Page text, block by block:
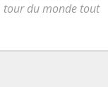
tour du monde tout